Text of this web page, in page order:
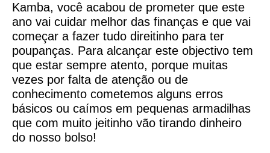
Kamba, você acabou de prometer que este
ano vai cuidar melhor das finanças e que vai
começar a fazer tudo direitinho para ter
poupanças. Para alcançar este objectivo tem
que estar sempre atento, porque muitas
vezes por falta de atenção ou de
conhecimento cometemos alguns erros
básicos ou caímos em pequenas armadilhas
que com muito jeitinho vão tirando dinheiro
do nosso bolso!